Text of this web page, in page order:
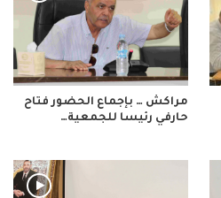
مراكش … بإجماع الحضور فتاح
حارفي رئيسا للجمعية…